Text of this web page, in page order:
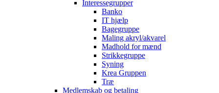
Interessegrupper
Banko
IT hjælp
Bagegruppe
Maling akryl/akvarel
Madhold for mænd
Strikkegruppe
Syning
Krea Gruppen
Træ
Medlemskab og betaling